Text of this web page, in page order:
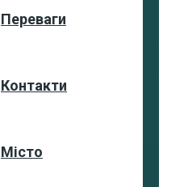
Переваги
Контакти
Місто